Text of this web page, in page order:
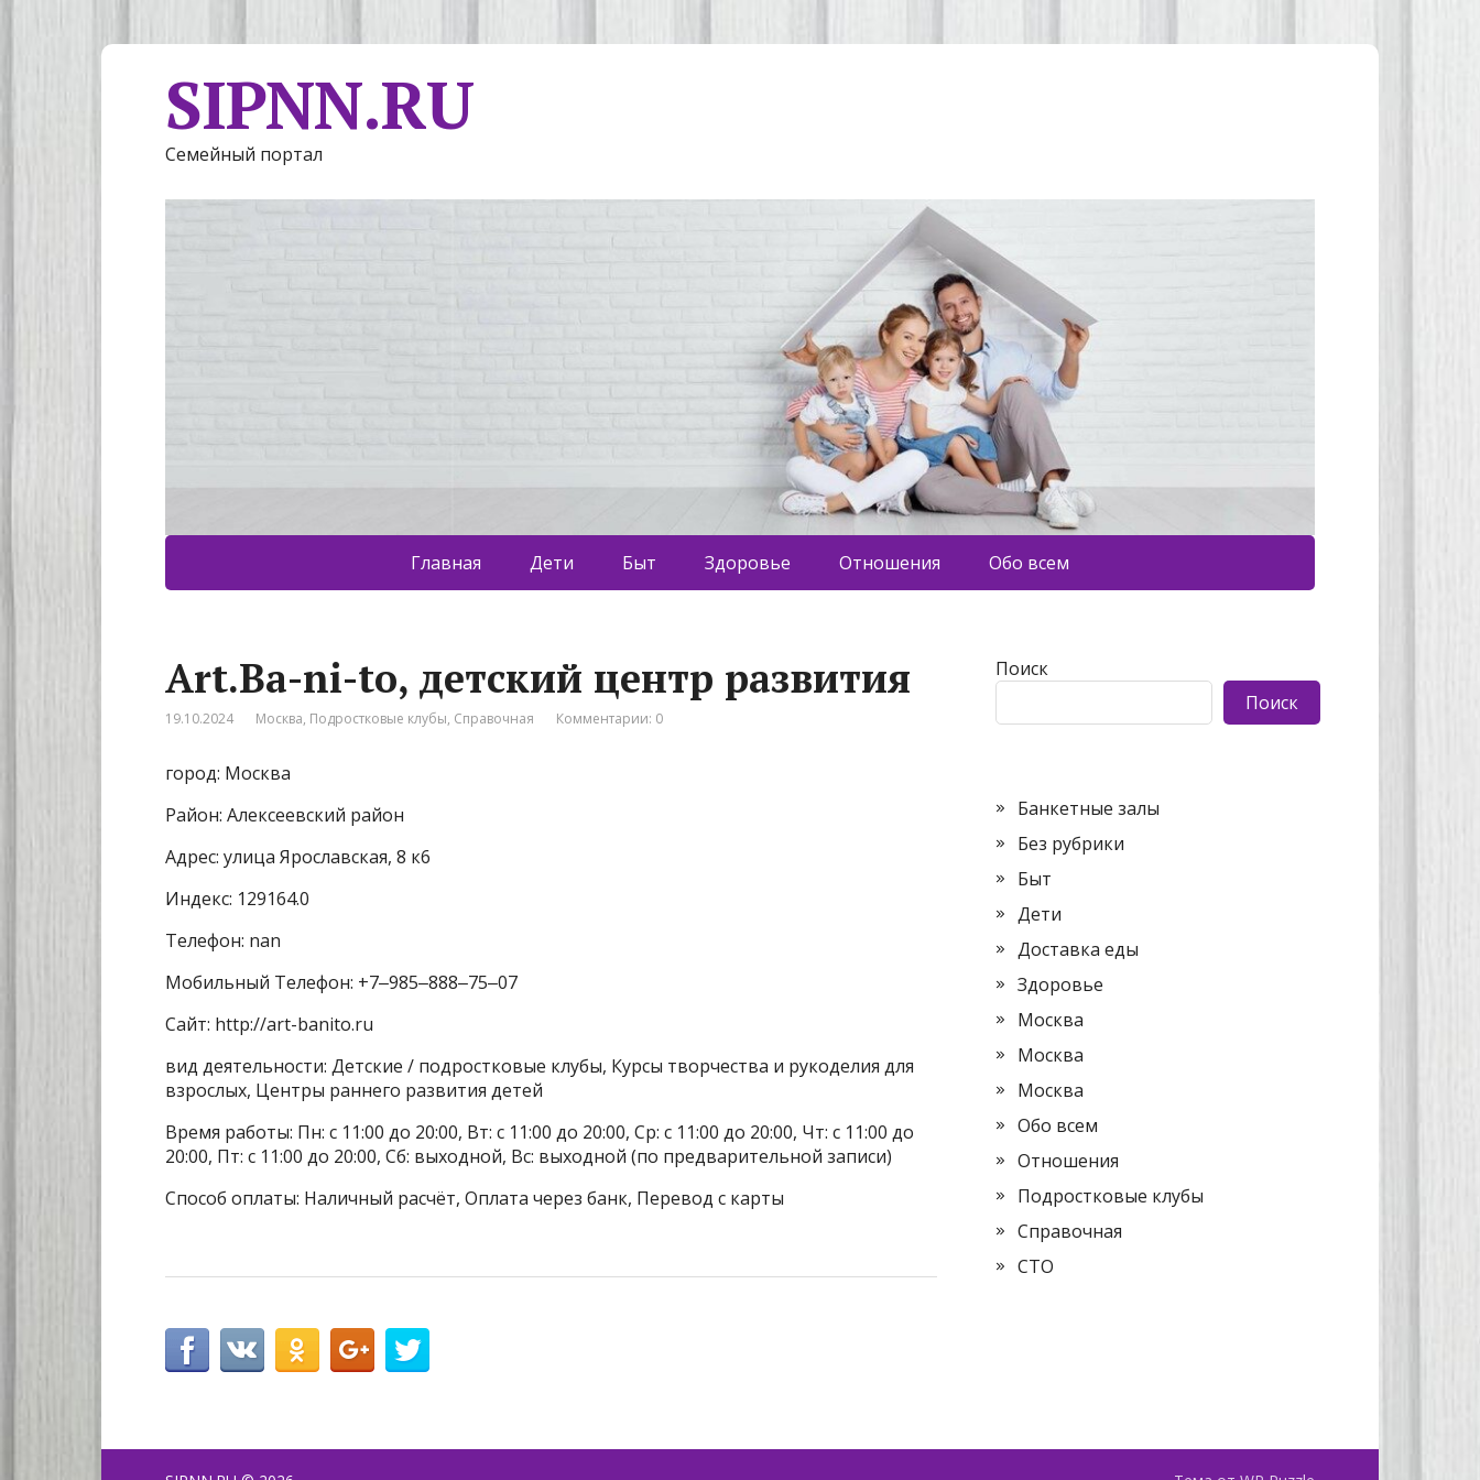
SIPNN.RU
Семейный портал
Главная Дети Быт Здоровье Отношения Обо всем
Art.Ba-ni-to, детский центр развития
19.10.2024 Москва, Подростковые клубы, Справочная Комментарии: 0
город: Москва
Район: Алексеевский район
Адрес: улица Ярославская, 8 к6
Индекс: 129164.0
Телефон: nan
Мобильный Телефон: +7‒985‒888‒75‒07
Сайт: http://art-banito.ru
вид деятельности: Детские / подростковые клубы, Курсы творчества и рукоделия для
взрослых, Центры раннего развития детей
Время работы: Пн: с 11:00 до 20:00, Вт: с 11:00 до 20:00, Ср: с 11:00 до 20:00, Чт: с 11:00 до
20:00, Пт: с 11:00 до 20:00, Сб: выходной, Вс: выходной (по предварительной записи)
Способ оплаты: Наличный расчёт, Оплата через банк, Перевод с карты
Поиск
Поиск
Банкетные залы
Без рубрики
Быт
Дети
Доставка еды
Здоровье
Москва
Москва
Москва
Обо всем
Отношения
Подростковые клубы
Справочная
СТО